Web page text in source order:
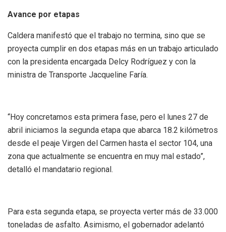
Avance por etapas
Caldera manifestó que el trabajo no termina, sino que se
proyecta cumplir en dos etapas más en un trabajo articulado
con la presidenta encargada Delcy Rodríguez y con la
ministra de Transporte Jacqueline Faría.
“Hoy concretamos esta primera fase, pero el lunes 27 de
abril iniciamos la segunda etapa que abarca 18.2 kilómetros
desde el peaje Virgen del Carmen hasta el sector 104, una
zona que actualmente se encuentra en muy mal estado”,
detalló el mandatario regional.
Para esta segunda etapa, se proyecta verter más de 33.000
toneladas de asfalto. Asimismo, el gobernador adelantó